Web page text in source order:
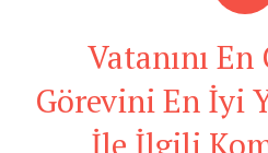
Vatanını En
Görevini En İyi
İle İlgili